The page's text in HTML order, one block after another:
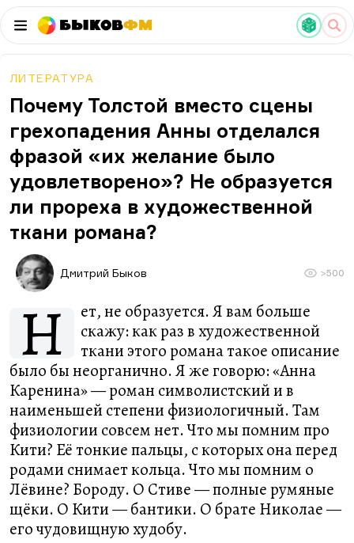
БыковФМ
ЛИТЕРАТУРА
Почему Толстой вместо сцены
грехопадения Анны отделался
фразой «их желание было
удовлетворено»? Не образуется
ли прореха в художественной
ткани романа?
Дмитрий Быков >500
Н
ет, не образуется. Я вам больше
скажу: как раз в художественной
ткани этого романа такое описание
было бы неорганично. Я же говорю: «Анна
Каренина» — роман символистский и в
наименьшей степени физиологичный. Там
физиологии совсем нет. Что мы помним про
Кити? Её тонкие пальцы, с которых она перед
родами снимает кольца. Что мы помним о
Лёвине? Бороду. О Стиве — полные румяные
щёки. О Кити — бантики. О брате Николае —
его чудовищную худобу.